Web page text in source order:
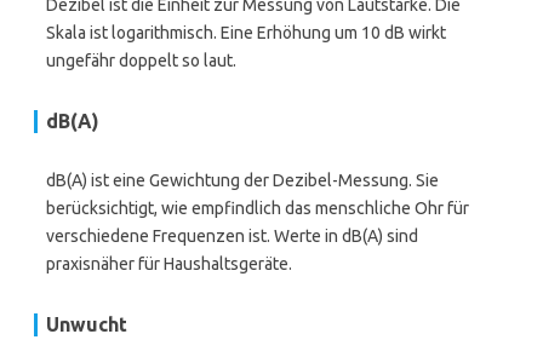
Dezibel ist die Einheit zur Messung von Lautstärke. Die
Skala ist logarithmisch. Eine Erhöhung um 10 dB wirkt
ungefähr doppelt so laut.
dB(A)
dB(A) ist eine Gewichtung der Dezibel-Messung. Sie
berücksichtigt, wie empfindlich das menschliche Ohr für
verschiedene Frequenzen ist. Werte in dB(A) sind
praxisnäher für Haushaltsgeräte.
Unwucht